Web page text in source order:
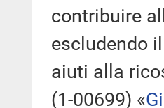
contribuire
escludendo
aiuti alla
(1-00699) «